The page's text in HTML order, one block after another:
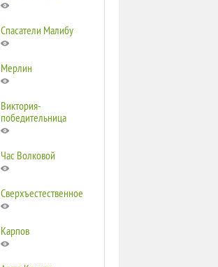
Спасатели Малибу
Мерлин
Виктория-
победительница
Час Волковой
Сверхъестественное
Карпов